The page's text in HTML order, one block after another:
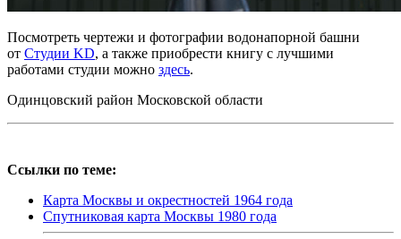
Посмотреть чертежи и фотографии водонапорной башни
от Студии KD, а также приобрести книгу с лучшими
работами студии можно здесь.
Одинцовский район Московской области
Ссылки по теме:
Карта Москвы и окрестностей 1964 года
Спутниковая карта Москвы 1980 года